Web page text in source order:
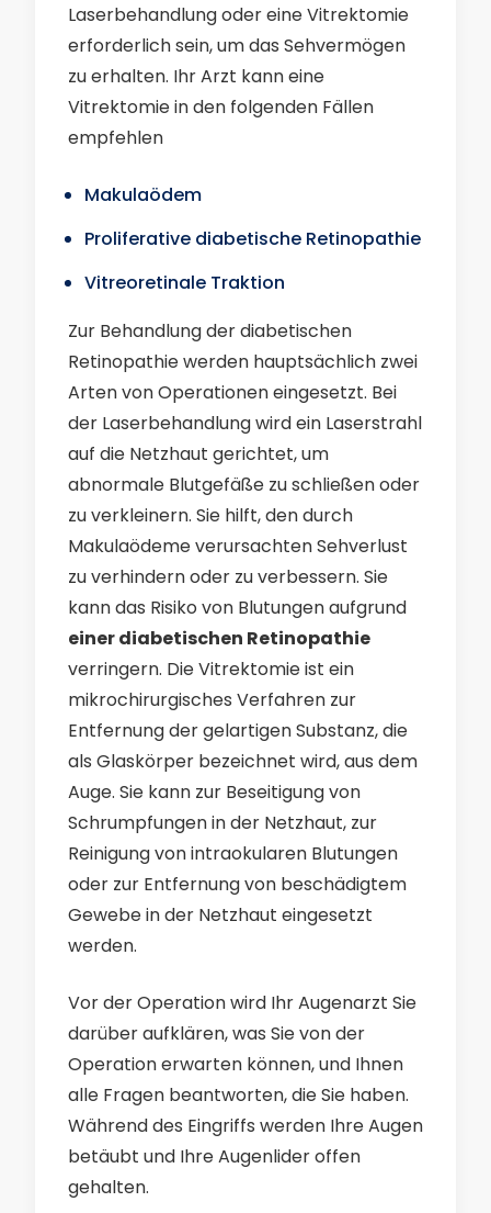
Laserbehandlung oder eine Vitrektomie
erforderlich sein, um das Sehvermögen
zu erhalten. Ihr Arzt kann eine
Vitrektomie in den folgenden Fällen
empfehlen
Makulaödem
Proliferative diabetische Retinopathie
Vitreoretinale Traktion
Zur Behandlung der diabetischen
Retinopathie werden hauptsächlich zwei
Arten von Operationen eingesetzt. Bei
der Laserbehandlung wird ein Laserstrahl
auf die Netzhaut gerichtet, um
abnormale Blutgefäße zu schließen oder
zu verkleinern. Sie hilft, den durch
Makulaödeme verursachten Sehverlust
zu verhindern oder zu verbessern. Sie
kann das Risiko von Blutungen aufgrund
einer diabetischen Retinopathie
verringern. Die Vitrektomie ist ein
mikrochirurgisches Verfahren zur
Entfernung der gelartigen Substanz, die
als Glaskörper bezeichnet wird, aus dem
Auge. Sie kann zur Beseitigung von
Schrumpfungen in der Netzhaut, zur
Reinigung von intraokularen Blutungen
oder zur Entfernung von beschädigtem
Gewebe in der Netzhaut eingesetzt
werden.
Vor der Operation wird Ihr Augenarzt Sie
darüber aufklären, was Sie von der
Operation erwarten können, und Ihnen
alle Fragen beantworten, die Sie haben.
Während des Eingriffs werden Ihre Augen
betäubt und Ihre Augenlider offen
gehalten.